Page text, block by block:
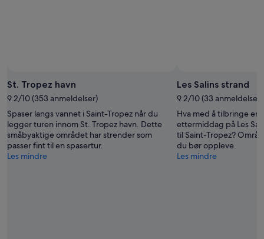
St. Tropez havn
9.2/10 (353 anmeldelser)
Spaser langs vannet i Saint-Tropez når du
legger turen innom St. Tropez havn. Dette
småbyaktige området har strender som
passer fint til en spasertur.
Les mindre
Les Salins strand
9.2/10 (33 anmeldelser)
Hva med å tilbringe en
ettermiddag på Les
til Saint-Tropez?
du bør oppleve.
Les mindre